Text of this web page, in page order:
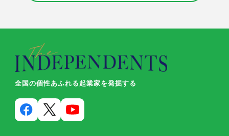
全国の個性あふれる起業家を発掘する